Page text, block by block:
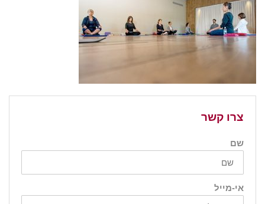
צרו קשר
שם
אי-מייל